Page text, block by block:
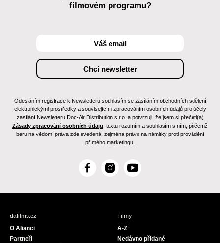
filmovém programu?
Odesláním registrace k Newsletteru souhlasím se zasíláním obchodních sdělení
elektronickými prostředky a souvisejícím zpracováním osobních údajů pro účely
zasílání Newsletteru Doc-Air Distribution s.r.o. a potvrzuji, že jsem si přečetl(a)
Zásady zpracování osobních údajů , textu rozumím a souhlasím s ním, přičemž
beru na vědomí práva zde uvedená, zejména právo na námitky proti provádění
přímého marketingu.
F
c
I
s
Y
u
dafilms.cz
O Alianci
Partneři
Filmy
A-Z
Nedávno přidané